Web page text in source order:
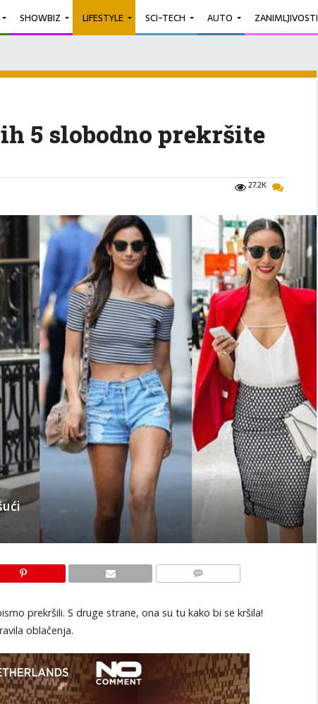
SHOWBIZ LIFESTYLE SCI-TECH AUTO ZANIMLJIVOSTI
5 slobodno prekršite
27.2K
prekršili. S druge strane, ona su tu kako bi se kršila!
oblačenja.